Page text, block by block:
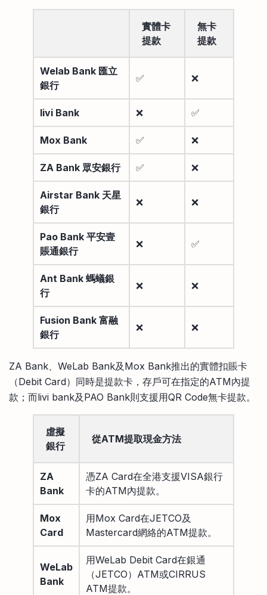
實體卡
提款
無卡
提款
Welab Bank 匯立
銀行
✅ ❌
livi Bank ❌ ✅
Mox Bank ✅ ❌
ZA Bank 眾安銀行 ✅ ❌
Airstar Bank 天星
銀行
❌ ❌
Pao Bank 平安壹
賬通銀行
❌ ✅
Ant Bank 螞蟻銀
行
❌ ❌
Fusion Bank 富融
銀行
❌ ❌
ZA Bank、WeLab Bank及Mox Bank推出的實體扣賬卡
（Debit Card）同時是提款卡，存戶可在指定的ATM內提
款；而livi bank及PAO Bank則支援用QR Code無卡提款。
虛擬
銀行
從ATM提取現金方法
ZA
Bank
憑ZA Card在全港支援VISA銀行
卡的ATM內提款。
Mox
Card
用Mox Card在JETCO及
Mastercard網絡的ATM提款。
WeLab
Bank
用WeLab Debit Card在銀通
（JETCO）ATM或CIRRUS
ATM提款。